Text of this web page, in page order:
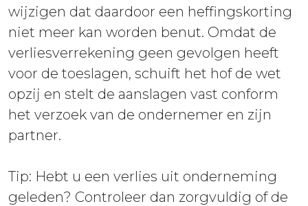
wijzigen dat daardoor een heffingskorting
niet meer kan worden benut. Omdat de
verliesverrekening geen gevolgen heeft
voor de toeslagen, schuift het hof de wet
opzij en stelt de aanslagen vast conform
het verzoek van de ondernemer en zijn
partner.
Tip: Hebt u een verlies uit onderneming
geleden? Controleer dan zorgvuldig of de